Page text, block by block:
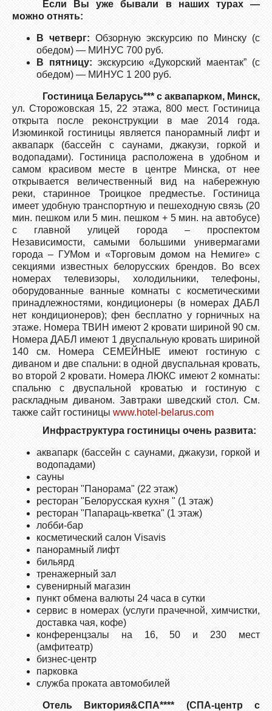
Если Вы уже бывали в наших турах —
можно отнять:
В четверг: Обзорную экскурсию по Минску (с
обедом) — МИНУС 700 руб.
В пятницу: экскурсию «Дукорский маентак” (с
обедом) — МИНУС 1 200 руб.
Гостиница Беларусь*** с аквапарком, Минск,
ул. Сторожовская 15, 22 этажа, 800 мест. Гостиница
открыта после реконструкции в мае 2014 года.
Изюминкой гостиницы является панорамный лифт и
аквапарк (бассейн с саунами, джакузи, горкой и
водопадами). Гостиница расположена в удобном и
самом красивом месте в центре Минска, от нее
открывается величественный вид на набережную
реки, старинное Троицкое предместье. Гостиница
имеет удобную транспортную и пешеходную связь (20
мин. пешком или 5 мин. пешком + 5 мин. на автобусе)
с главной улицей города – проспектом
Независимости, самыми большими универмагами
города – ГУМом и «Торговым домом на Немиге» с
секциями известных белорусских брендов. Во всех
номерах телевизоры, холодильники, телефоны,
оборудованные ванные комнаты с косметическими
принадлежностями, кондиционеры (в номерах ДАБЛ
нет кондиционеров); фен бесплатно у горничных на
этаже. Номера ТВИН имеют 2 кровати шириной 90 см.
Номера ДАБЛ имеют 1 двуспальную кровать шириной
140 см. Номера СЕМЕЙНЫЕ имеют гостиную с
диваном и две спальни: в одной двуспальная кровать,
во второй 2 кровати. Номера ЛЮКС имеют 2 комнаты:
спальню с двуспальной кроватью и гостиную с
раскладным диваном. Завтраки шведский стол. См.
также сайт гостиницы www.hotel-belarus.com
Инфраструктура гостиницы очень развита:
аквапарк (бассейн с саунами, джакузи, горкой и
водопадами)
сауны
ресторан "Панорама" (22 этаж)
ресторан "Белорусская кухня " (1 этаж)
ресторан "Папараць-кветка" (1 этаж)
лобби-бар
косметический салон Visavis
панорамный лифт
бильярд
тренажерный зал
сувенирный магазин
пункт обмена валюты 24 часа в сутки
сервис в номерах (услуги прачечной, химчистки,
доставка чая, кофе)
конференцзалы на 16, 50 и 230 мест
(амфитеатр)
бизнес-центр
парковка
служба проката автомобилей
Отель Виктория&СПА**** (СПА-центр с